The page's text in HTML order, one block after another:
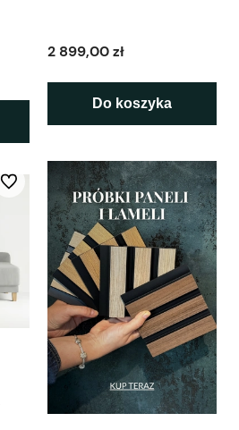
2 899,00 zł
Do koszyka
Do ulubionych